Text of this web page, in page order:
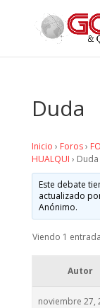
Duda
Inicio › Foros›
HUALQUI › Duda
Este debate
actualizado
Anónimo.
Viendo 1
Autor
noviembre 27,